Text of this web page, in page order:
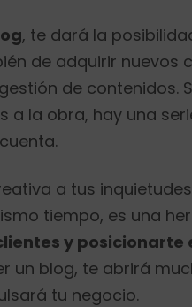
, te dará la
de adquirir nuevos
de contenidos.
a la obra, hay una
a tus
tiempo, es una
y posicionarte
un blog, te abrirá
tu negocio.